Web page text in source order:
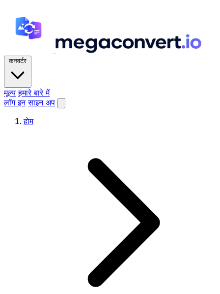
कनवर्टर
मूल्य हमारे बारे में
लॉग इन साइन अप
होम